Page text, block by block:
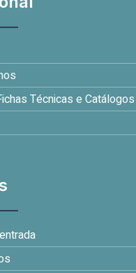
Técnicas e Catálogos